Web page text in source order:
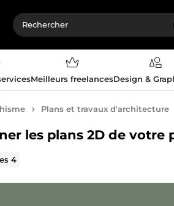
Meilleurs freelancesDesign &
Plans et travaux d'architecture
les plans 2D de
4